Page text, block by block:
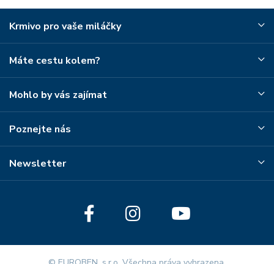
Krmivo pro vaše miláčky
Máte cestu kolem?
Mohlo by vás zajímat
Poznejte nás
Newsletter